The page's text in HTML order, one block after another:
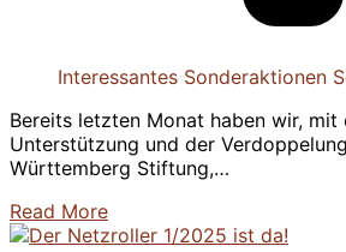
Interessantes Sonderaktionen
Bereits letzten Monat haben wir, mit
Unterstützung und der
Württemberg Stiftung,…
Read More